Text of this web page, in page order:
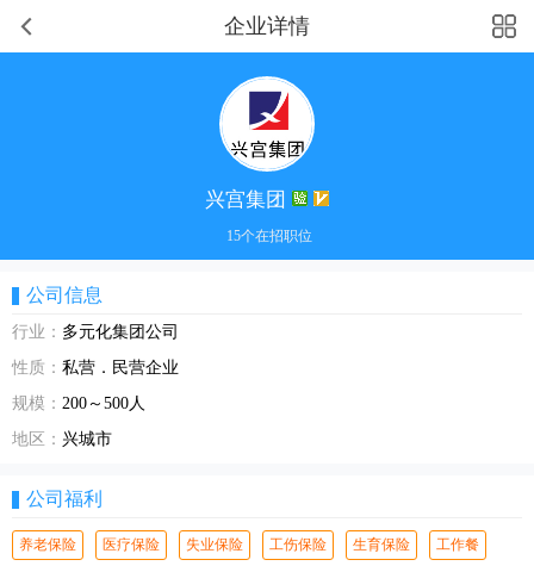
企业详情
兴宫集团
15个在招职位
公司信息
行业： 多元化集团公司
性质： 私营．民营企业
规模： 200～500人
地区： 兴城市
公司福利
养老保险 医疗保险 失业保险 工伤保险 生育保险 工作餐